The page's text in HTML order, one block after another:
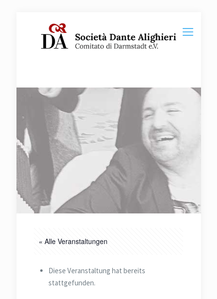
« Alle Veranstaltungen
Diese Veranstaltung hat bereits
stattgefunden.